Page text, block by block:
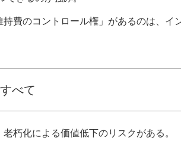
持費のコントロール権」があるのは、イ
べて
朽化による価値低下のリスクがある。